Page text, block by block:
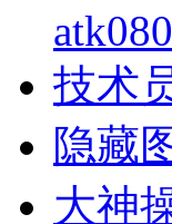
技术
隐藏
大神